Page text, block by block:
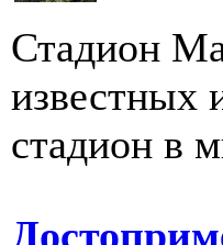
Стадион
известных
стадион в